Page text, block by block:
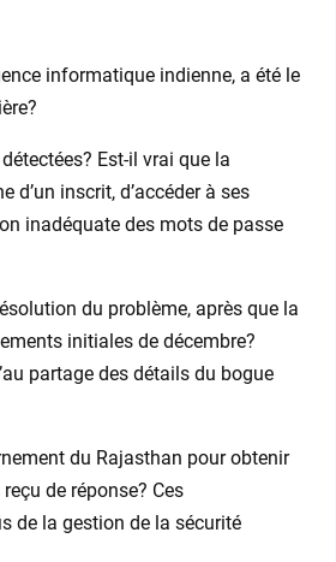
informatique indienne, a été le
Est-il vrai que la
inscrit, d’accéder à ses
inadéquate des mots de passe
du problème, après que la
initiales de décembre?
partage des détails du bogue
du Rajasthan pour obtenir
de réponse? Ces
de la gestion de la sécurité